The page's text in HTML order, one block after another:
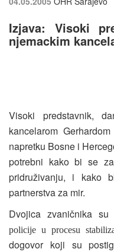
Izjava: Visoki
njemackim
Visoki predstavnik,
kancelarom
napretku Bosne i
potrebni kako bi se
pridruživanju, i kako
partnerstva za mir.
Dvojica zvaničnika su
policije u procesu
dogovor koji su